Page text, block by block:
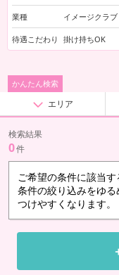
業種 イメージクラブ
待遇こだわり 掛け持ちOK
かんたん検索
エリア
検索結果
0件
ご希望の条件に該当す
条件の絞り込みをゆ
つけやすくなります。